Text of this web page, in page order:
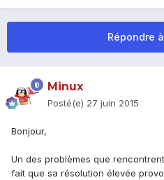
Répondre
Minux
Posté(e) 27 juin 2015
Bonjour,
Un des problèmes que
fait que sa résolution élevée